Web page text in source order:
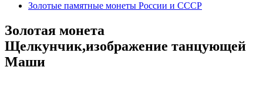
Золотые памятные монеты России и СССР
Золотая монета
Щелкунчик,изображение танцующей
Маши